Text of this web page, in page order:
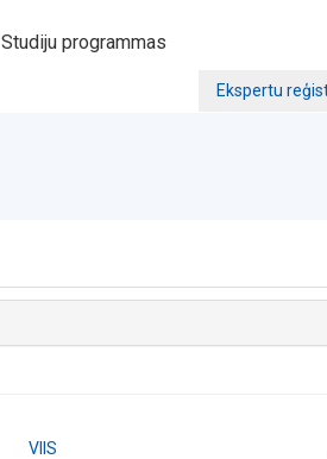
Studiju programmas
Ekspertu
VIIS